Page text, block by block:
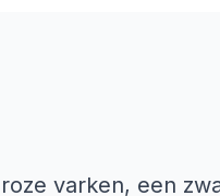
varken, een